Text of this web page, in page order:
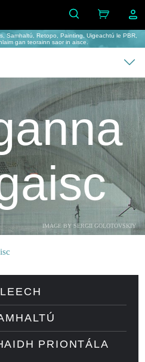
Samhaltú, Retopo, Painting, Uigeachtú le PBR,
gan teorainn saor in aisce.
IMAGE BY SERGII GOLOTOVSKIY
PRIONTÁLA